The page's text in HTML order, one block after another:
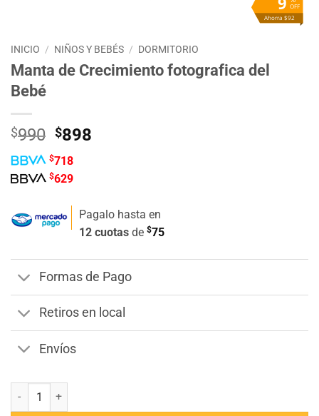
OFF
Ahorra $92
INICIO / NIÑOS Y BEBÉS / DORMITORIO
Manta de Crecimiento fotografica del
Bebé
$990 El
precio
original
era:
$990.
$898
$718
$629
Pagalo hasta en
12 cuotas de $75
Formas de Pago
Retiros en local
Envíos
Manta de Crecimiento fotografica del Bebé cantidad